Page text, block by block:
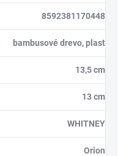
8592381170448
bambusové drevo, plast
13,5 cm
13 cm
WHITNEY
Orion